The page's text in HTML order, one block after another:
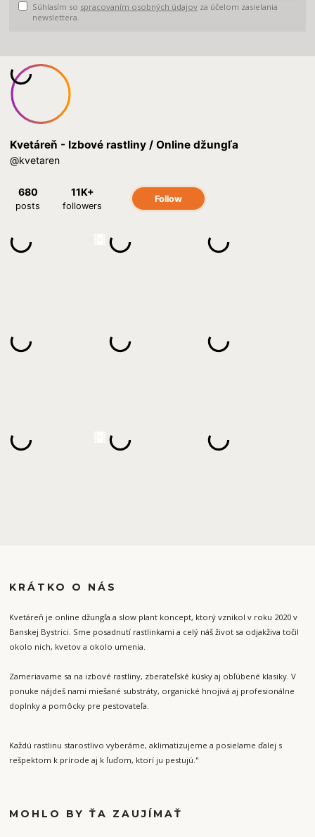
Súhlasím so spracovaním osobných údajov za účelom zasielania
newslettera.
KRÁTKO O NÁS
Kvetáreň je online džungľa a slow plant koncept, ktorý vznikol v roku 2020 v
Banskej Bystrici. Sme posadnutí rastlinkami a celý náš život sa odjakživa točil
okolo nich, kvetov a okolo umenia.
Zameriavame sa na izbové rastliny, zberateľské kúsky aj obľúbené klasiky. V
ponuke nájdeš nami miešané substráty, organické hnojivá aj profesionálne
doplnky a pomôcky pre pestovateľa.
Každú rastlinu starostlivo vyberáme, aklimatizujeme a posielame ďalej s
rešpektom k prírode aj k ľuďom, ktorí ju pestujú."
MOHLO BY ŤA ZAUJÍMAŤ